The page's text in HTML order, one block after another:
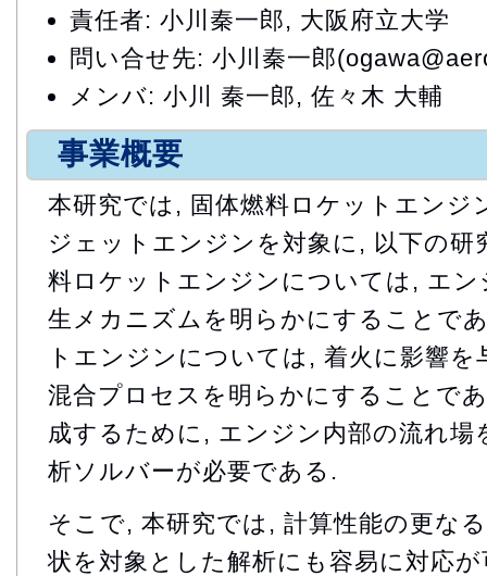
責任者: 小川秦一郎, 大阪府立大学
問い合せ先: 小川秦一郎
メンバ: 小川 秦一郎, 佐々木 大輔
事業概要
本研究では, 固体燃料ロケットエンジ
ジェットエンジンを対象に, 以下の研
料ロケットエンジンについては, エン
生メカニズムを明らかにすることで
トエンジンについては, 着火に影響
混合プロセスを明らかにすることで
成するために, エンジン内部の流れ場
析ソルバーが必要である.
そこで, 本研究では, 計算性能の更な
状を対象とした解析にも容易に対応